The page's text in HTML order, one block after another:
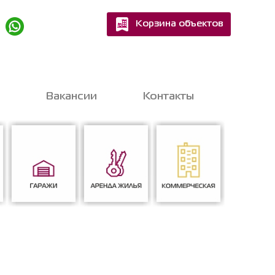
Корзина объектов
Вакансии Контакты
на бесплатную
консультацию
с экспертом